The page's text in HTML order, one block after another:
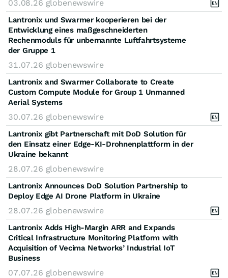
03.08.26 globenewswire
Lantronix und Swarmer kooperieren bei der
Entwicklung eines maßgeschneiderten
Rechenmoduls für unbemannte Luftfahrtsysteme
der Gruppe 1
31.07.26 globenewswire
Lantronix and Swarmer Collaborate to Create
Custom Compute Module for Group 1 Unmanned
Aerial Systems
30.07.26 globenewswire
Lantronix gibt Partnerschaft mit DoD Solution für
den Einsatz einer Edge-KI-Drohnenplattform in der
Ukraine bekannt
28.07.26 globenewswire
Lantronix Announces DoD Solution Partnership to
Deploy Edge AI Drone Platform in Ukraine
28.07.26 globenewswire
Lantronix Adds High-Margin ARR and Expands
Critical Infrastructure Monitoring Platform with
Acquisition of Vecima Networks’ Industrial IoT
Business
07.07.26 globenewswire